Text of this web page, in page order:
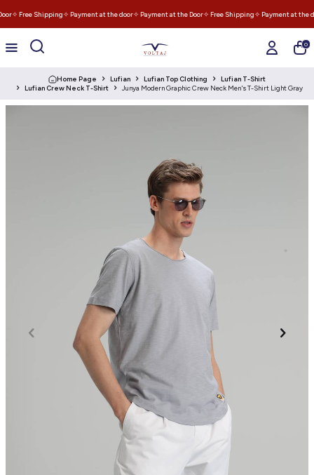
✧ Free Shipping✧ Payment at the door✧ Payment at the Door✧ Free Shipping✧ Payment at the
0
Home Page Lufian Lufian Top Clothing
Lufian T-Shirt
Lufian Crew Neck T-Shirt
Junya Modern Graphic Crew Neck Men's T-Shirt Light Gray